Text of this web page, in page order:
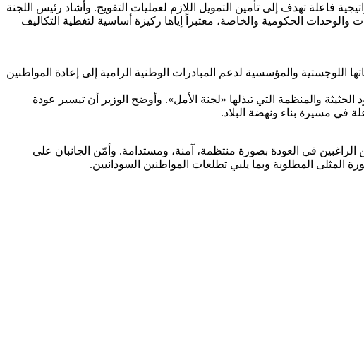
فاعلة تهدف إلى تأمين التمويل اللازم لعمليات التفويج. وأشاد رئيس اللجنة
الحكومية والخاصة، معتبراً إياها ركيزة أساسية لتغطية التكاليف
اللوجستية والمؤسسية لدعم المبادرات الوطنية الرامية إلى إعادة المواطنين
والمنظمة التي تبذلها «لجنة الأمل». وأوضح الوزير أن تيسير عودة
في مسيرة بناء ونهضة البلاد.
في العودة بصورة منتظمة، آمنة، ومستدامة. وأمّن الجانبان على
المثلى المطلوبة وبما يلبي تطلعات المواطنين السودانيين.